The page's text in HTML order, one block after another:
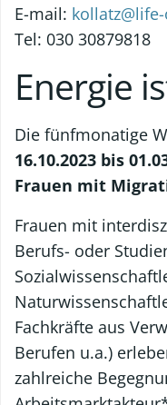
E-mail:
Tel: 030 30879818
Energie
Die fünfmonatige
16.10.2023 bis
Frauen mit
Frauen mit
Berufs- oder
Fachkräfte aus
Berufen u.a.)
zahlreiche